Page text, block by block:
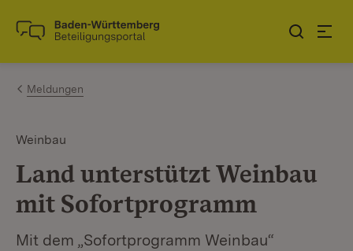
Zum Inhalt springen
Link zur Startseite
Meldungen
Weinbau
Land unterstützt Weinbau
mit Sofortprogramm
Mit dem „Sofortprogramm Weinbau“